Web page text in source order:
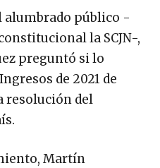
alumbrado público -
la SCJN-,
preguntó si lo
de 2021 de
resolución del
Martín